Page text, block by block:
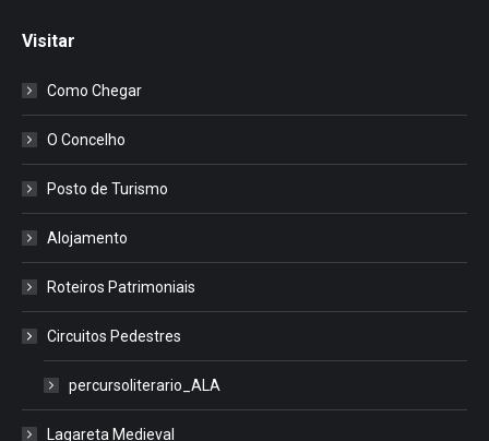
Visitar
Como Chegar
O Concelho
Posto de Turismo
Alojamento
Roteiros Patrimoniais
Circuitos Pedestres
percursoliterario_ALA
Lagareta Medieval